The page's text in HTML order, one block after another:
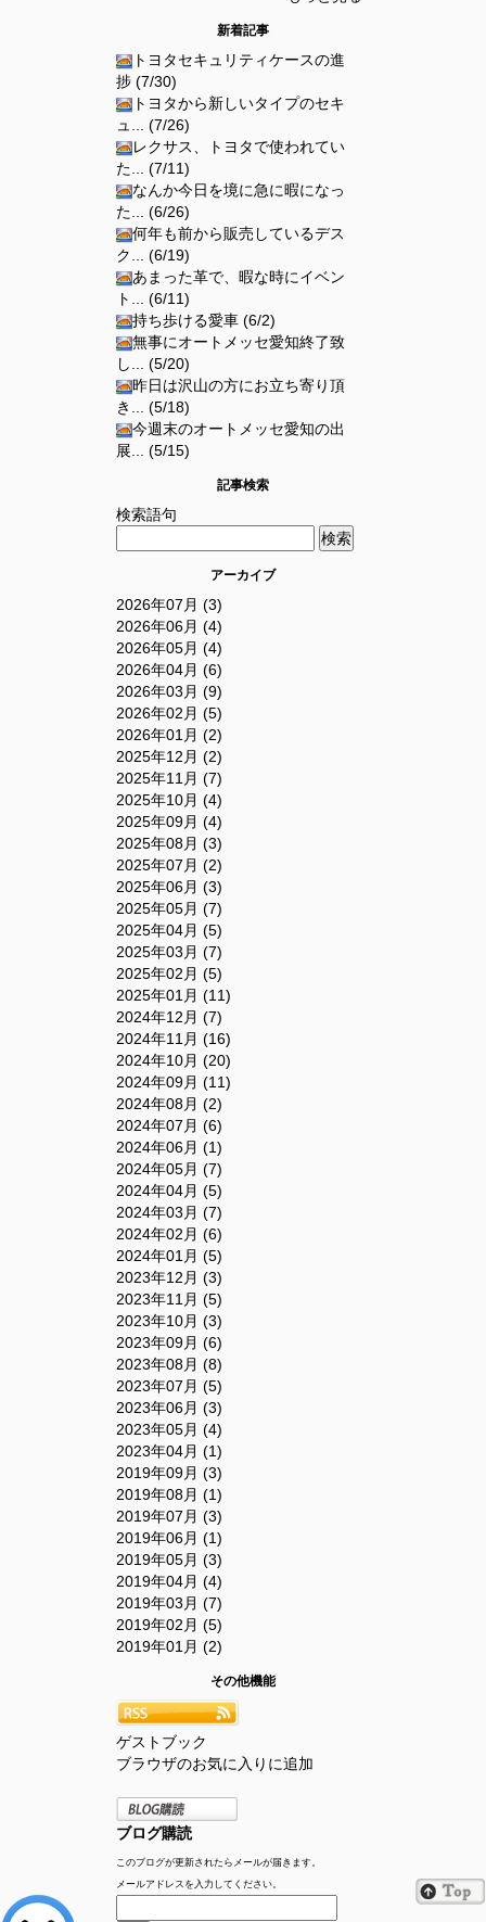
新着記事
トヨタセキュリティケースの進
捗 (7/30)
トヨタから新しいタイプのセキ
ュ... (7/26)
レクサス、トヨタで使われてい
た... (7/11)
なんか今日を境に急に暇になっ
た... (6/26)
何年も前から販売しているデス
ク... (6/19)
あまった革で、暇な時にイベン
ト... (6/11)
持ち歩ける愛車 (6/2)
無事にオートメッセ愛知終了致
し... (5/20)
昨日は沢山の方にお立ち寄り頂
き... (5/18)
今週末のオートメッセ愛知の出
展... (5/15)
記事検索
検索語句
アーカイブ
2026年07月 (3)
2026年06月 (4)
2026年05月 (4)
2026年04月 (6)
2026年03月 (9)
2026年02月 (5)
2026年01月 (2)
2025年12月 (2)
2025年11月 (7)
2025年10月 (4)
2025年09月 (4)
2025年08月 (3)
2025年07月 (2)
2025年06月 (3)
2025年05月 (7)
2025年04月 (5)
2025年03月 (7)
2025年02月 (5)
2025年01月 (11)
2024年12月 (7)
2024年11月 (16)
2024年10月 (20)
2024年09月 (11)
2024年08月 (2)
2024年07月 (6)
2024年06月 (1)
2024年05月 (7)
2024年04月 (5)
2024年03月 (7)
2024年02月 (6)
2024年01月 (5)
2023年12月 (3)
2023年11月 (5)
2023年10月 (3)
2023年09月 (6)
2023年08月 (8)
2023年07月 (5)
2023年06月 (3)
2023年05月 (4)
2023年04月 (1)
2019年09月 (3)
2019年08月 (1)
2019年07月 (3)
2019年06月 (1)
2019年05月 (3)
2019年04月 (4)
2019年03月 (7)
2019年02月 (5)
2019年01月 (2)
その他機能
ゲストブック
ブラウザのお気に入りに追加
ブログ購読
このブログが更新されたらメールが届きます。
メールアドレスを入力してください。